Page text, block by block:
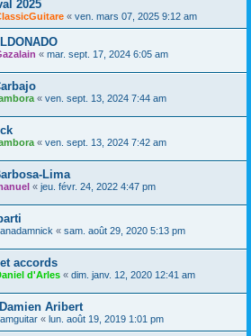
2025
« ven. mars 07, 2025 9:12 am
« mar. sept. 17, 2024 6:05 am
« ven. sept. 13, 2024 7:44 am
« ven. sept. 13, 2024 7:42 am
Lima
« jeu. févr. 24, 2022 4:47 pm
« sam. août 29, 2020 5:13 pm
accords
d'Arles « dim. janv. 12, 2020 12:41 am
Aribert
« lun. août 19, 2019 1:01 pm